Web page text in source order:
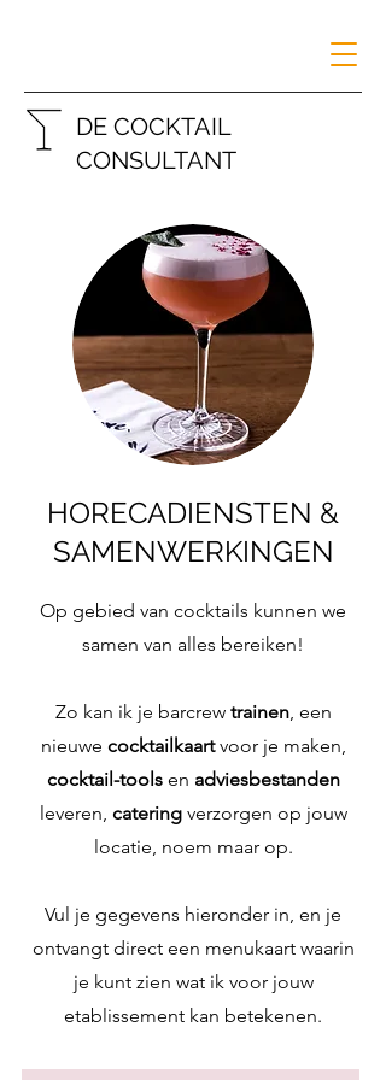
DE COCKTAIL
CONSULTANT
HORECADIENSTEN &
SAMENWERKINGEN
Op gebied van cocktails kunnen we
samen van alles bereiken!
Zo kan ik je barcrew trainen, een
nieuwe cocktailkaartvoor je maken,
cocktail-toolsen adviesbestanden
leveren, catering verzorgen op jouw
locatie, noem maar op.
Vul je gegevens hieronder in, en je
ontvangt direct een menukaart waarin
je kunt zien wat ik voor jouw
etablissement kan betekenen.